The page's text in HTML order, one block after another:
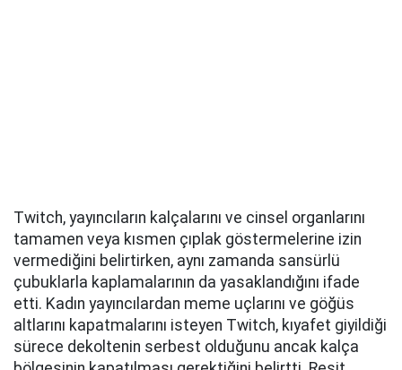
Twitch, yayıncıların kalçalarını ve cinsel organlarını
tamamen veya kısmen çıplak göstermelerine izin
vermediğini belirtirken, aynı zamanda sansürlü
çubuklarla kaplamalarının da yasaklandığını ifade
etti. Kadın yayıncılardan meme uçlarını ve göğüs
altlarını kapatmalarını isteyen Twitch, kıyafet giyildiği
sürece dekoltenin serbest olduğunu ancak kalça